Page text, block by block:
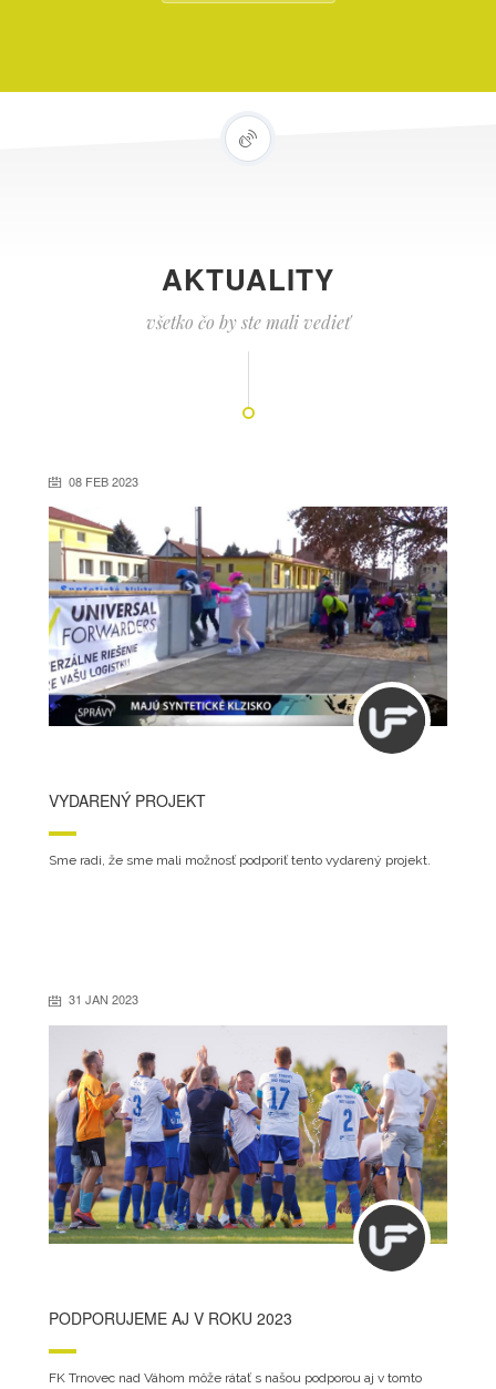
AKTUALITY
všetko čo by ste mali vedieť
08 FEB 2023
VYDARENÝ PROJEKT
Sme radi, že sme mali možnosť podporiť tento vydarený projekt.
31 JAN 2023
PODPORUJEME AJ V ROKU 2023
FK Trnovec nad Váhom môže rátať s našou podporou aj v tomto